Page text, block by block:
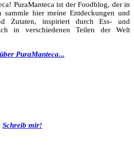
PuraManteca ist der Foodblog, der in
hier meine Entdeckungen und
Zutaten, inspiriert durch Ess- und
in verschiedenen Teilen der Welt
PuraManteca...
Schreib mir!